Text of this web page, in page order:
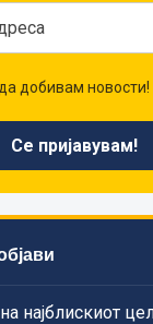
добивам новости!
најблискиот